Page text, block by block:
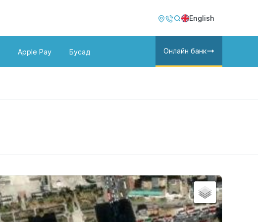
Image
Image English
Apple Pay Бусад Онлайн банк